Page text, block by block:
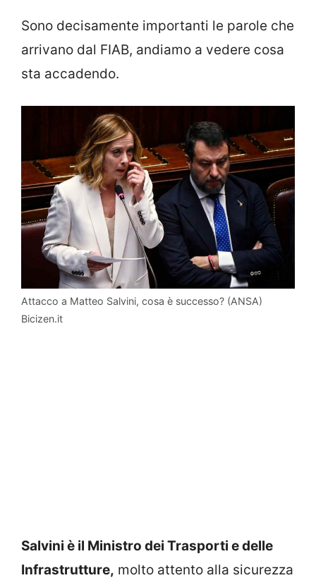
Sono decisamente importanti le parole che
arrivano dal FIAB, andiamo a vedere cosa
sta accadendo.
Attacco a Matteo Salvini, cosa è successo? (ANSA)
Bicizen.it
Salvini è il Ministro dei Trasporti e delle
Infrastrutture, molto attento alla sicurezza